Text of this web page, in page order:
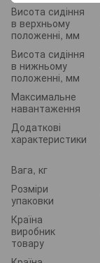
Висота сидіння
в верхньому
положенні, мм
Висота сидіння
в нижньому
положенні, мм
Максимальне
навантаження
Додаткові
характеристики
Вага, кг
Розміри
упаковки
Країна
виробник
товару